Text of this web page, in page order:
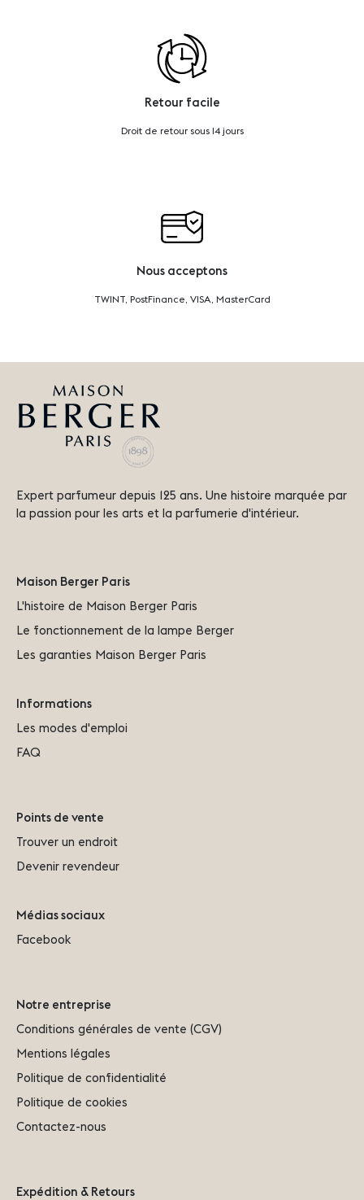
Retour facile
Droit de retour sous 14 jours
Nous acceptons
TWINT, PostFinance, VISA, MasterCard
Expert parfumeur depuis 125 ans. Une histoire marquée par
la passion pour les arts et la parfumerie d'intérieur.
Maison Berger Paris
L'histoire de Maison Berger Paris
Le fonctionnement de la lampe Berger
Les garanties Maison Berger Paris
Informations
Les modes d'emploi
FAQ
Points de vente
Trouver un endroit
Devenir revendeur
Médias sociaux
Facebook
Notre entreprise
Conditions générales de vente (CGV)
Mentions légales
Politique de confidentialité
Politique de cookies
Contactez-nous
Expédition & Retours